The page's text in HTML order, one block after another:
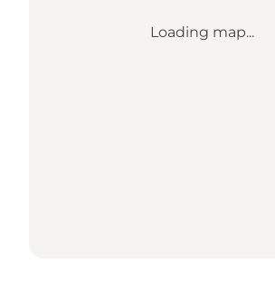
Loading map...